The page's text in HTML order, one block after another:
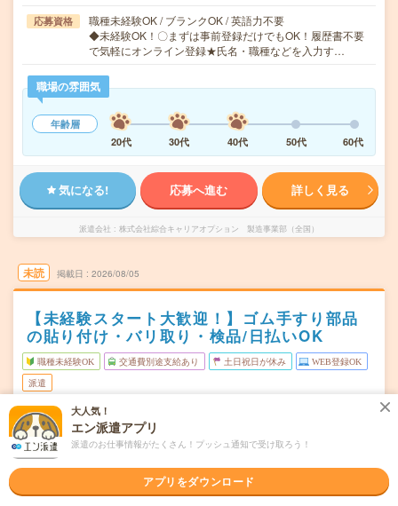
応募資格
職種未経験OK / ブランクOK / 英語力不要
◆未経験OK！〇まずは事前登録だけでもOK！履歴書不要
で気軽にオンライン登録★氏名・職種などを入力す…
職場の雰囲気
年齢層
20代
30代 40代 50代 60代
気になる! 応募へ進む 詳しく見る
派遣会社 株式会社綜合キャリアオプション 製造事業部（全国）
未読 掲載日 2026/08/05
【未経験スタート大歓迎！】ゴム手すり部品
の貼り付け・バリ取り・検品/日払いOK
職種未経験OK 交通費別途支給あり 土日祝日が休み WEB登録OK
派遣
勤務地
仙台市宮城野区
中野栄駅から車15分
曜日頻度
08:30～17:3017:00～01:30
大人気！
エン派遣アプリ
派遣のお仕事情報がたくさん！プッシュ通知で受け取ろう！
アプリをダウンロード